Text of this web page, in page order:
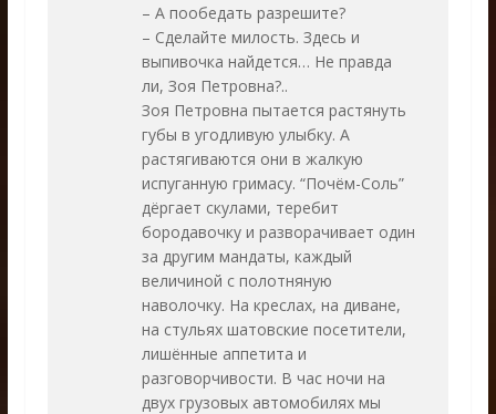
– А пообедать разрешите?
– Сделайте милость. Здесь и
выпивочка найдется… Не правда
ли, Зоя Петровна?..
Зоя Петровна пытается растянуть
губы в угодливую улыбку. А
растягиваются они в жалкую
испуганную гримасу. “Почём-Соль”
дёргает скулами, теребит
бородавочку и разворачивает один
за другим мандаты, каждый
величиной с полотняную
наволочку. На креслах, на диване,
на стульях шатовские посетители,
лишённые аппетита и
разговорчивости. В час ночи на
двух грузовых автомобилях мы